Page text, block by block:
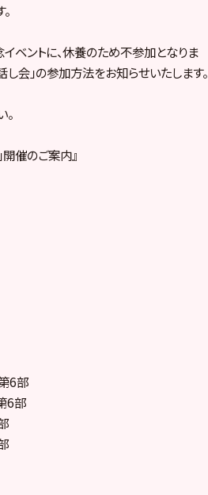
ントに、休養のため不参加となりま
し会」の参加方法をお知らせいたします。
催のご案内』
6部
6部